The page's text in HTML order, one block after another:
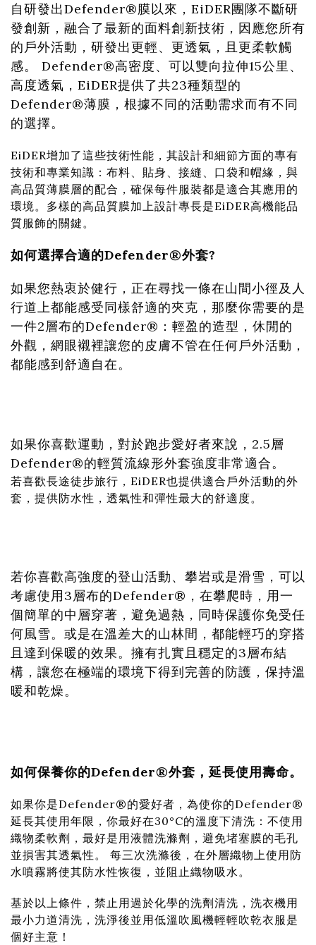
自研發出Defender®膜以來，EiDER團隊不斷研
發創新，融合了最新的面料創新技術，因應您所有
的戶外活動，研發出更輕、更透氣，且更柔軟觸
感。 Defender®高密度、可以雙向拉伸15公里、
高度透氣，EiDER提供了共23種類型的
Defender®薄膜，根據不同的活動需求而有不同
的選擇。
EiDER增加了這些技術性能，其設計和細節方面的專有
技術和專業知識：布料、貼身、接縫、口袋和帽緣，與
高品質薄膜層的配合，確保每件服裝都是適合其應用的
環境。多樣的高品質膜加上設計專長是EiDER高機能品
質服飾的關鍵。
如何選擇合適的Defender®外套?
如果您熱衷於健行，正在尋找一條在山間小徑及人
行道上都能感受同樣舒適的夾克，那麼你需要的是
一件2層布的Defender®：輕盈的造型，休閒的
外觀，網眼襯裡讓您的皮膚不管在任何戶外活動，
都能感到舒適自在。
如果你喜歡運動，對於跑步愛好者來說，2.5層
Defender®的輕質流線形外套強度非常適合。
若喜歡長途徒步旅行，EiDER也提供適合戶外活動的外
套，提供防水性，透氣性和彈性最大的舒適度。
若你喜歡高強度的登山活動、攀岩或是滑雪，可以
考慮使用3層布的Defender®，在攀爬時，用一
個簡單的中層穿著，避免過熱，同時保護你免受任
何風雪。或是在溫差大的山林間，都能輕巧的穿搭
且達到保暖的效果。擁有扎實且穩定的3層布結
構，讓您在極端的環境下得到完善的防護，保持溫
暖和乾燥。
如何保養你的Defender®外套，延長使用壽命。
如果你是Defender®的愛好者，為使你的Defender®
延長其使用年限，你最好在30°C的溫度下清洗：不使用
織物柔軟劑，最好是用液體洗滌劑，避免堵塞膜的毛孔
並損害其透氣性。 每三次洗滌後，在外層織物上使用防
水噴霧將使其防水性恢復，並阻止織物吸水。
基於以上條件，禁止用過於化學的洗劑清洗，洗衣機用
最小力道清洗，洗淨後並用低溫吹風機輕輕吹乾衣服是
個好主意！